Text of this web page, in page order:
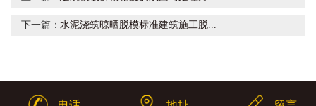
下一篇：水泥浇筑晾晒脱模标准建筑施工脱...